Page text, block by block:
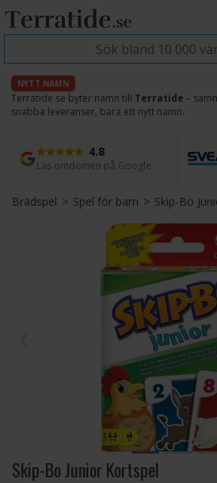
NYTT NAMN
Terratide.se byter namn till Terratide –
snabba leveranser, bara ett nytt namn.
4.8
Läs omdömen på Google
Snabb leverans
Direkt från lager
Brädspel>Spel för barn>Skip-Bo
Skip-Bo Junior Kortspel